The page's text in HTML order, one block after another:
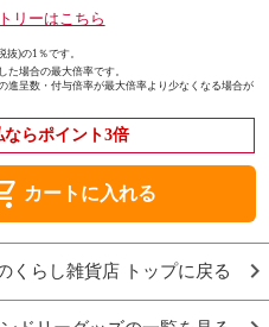
リーはこちら
)の1％です。
た場合の最大倍率です。
進呈数・付与倍率が最大倍率より少なくなる場合が
らポイント3倍
カートに入れる
くらし雑貨店 トップに戻る